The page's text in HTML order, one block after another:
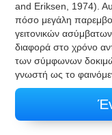
and Eriksen, 1974).
πόσο μεγάλη
γειτονικών
διαφορά στο χρόνο
των σύμφωνων
γνωστή ως το